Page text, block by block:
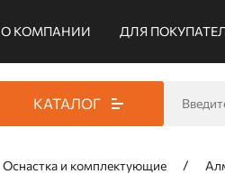
О КОМПАНИИ ДЛЯ
КАТАЛОГ
Оснастка и комплектующие